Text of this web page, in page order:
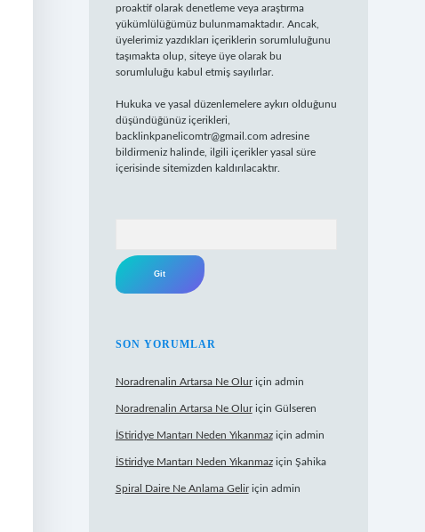
proaktif olarak denetleme veya araştırma
yükümlülüğümüz bulunmamaktadır. Ancak,
üyelerimiz yazdıkları içeriklerin sorumluluğunu
taşımakta olup, siteye üye olarak bu
sorumluluğu kabul etmiş sayılırlar.
Hukuka ve yasal düzenlemelere aykırı olduğunu
düşündüğünüz içerikleri,
backlinkpanelicomtr@gmail.com adresine
bildirmeniz halinde, ilgili içerikler yasal süre
içerisinde sitemizden kaldırılacaktır.
SON YORUMLAR
Noradrenalin Artarsa Ne Oluriçin admin
Noradrenalin Artarsa Ne Oluriçin Gülseren
İStiridye Mantarı Neden Yıkanmaziçin admin
İStiridye Mantarı Neden Yıkanmaziçin Şahika
Spiral Daire Ne Anlama Geliriçin admin